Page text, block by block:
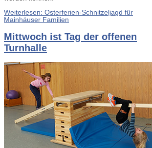
Weiterlesen: Osterferien-Schnitzeljagd für
Mainhäuser Familien
Mittwoch ist Tag der offenen
Turnhalle